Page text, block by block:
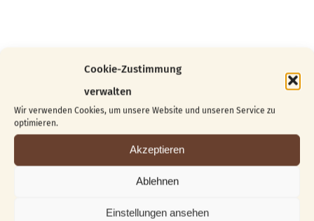
Cookie-Zustimmung
verwalten
Wir verwenden Cookies, um unsere Website und unseren Service zu
optimieren.
Akzeptieren
Ablehnen
Einstellungen ansehen
nach:
Beliebt Kürzlich